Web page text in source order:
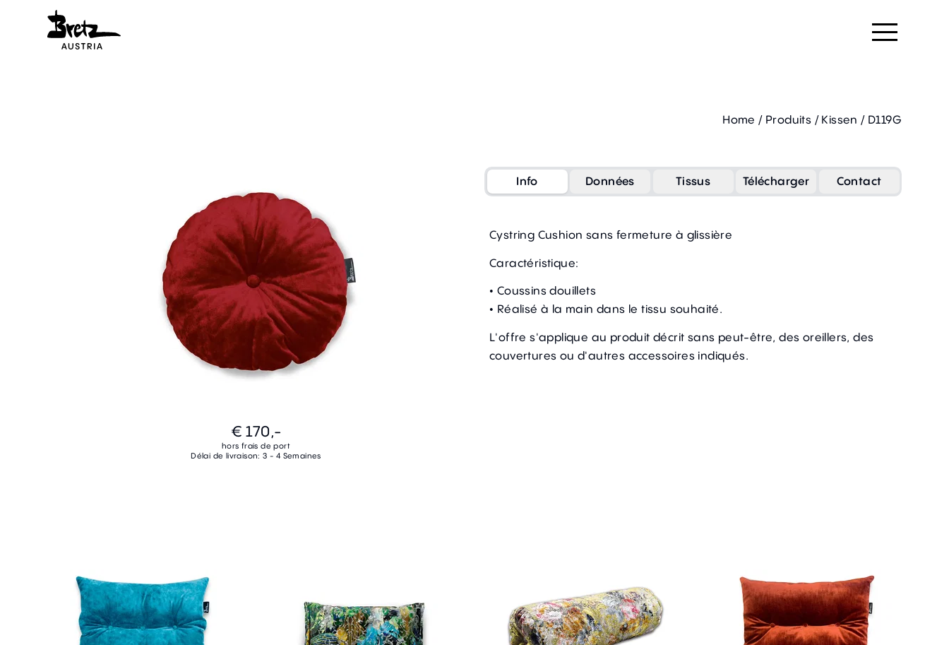
Home / Produits / Kissen / D119G
€ 170,-
hors frais de port
Délai de livraison: 3 - 4 Semaines
Info Données Tissus Télécharger Contact
Cystring Cushion sans fermeture à glissière
Caractéristique:
• Coussins douillets
• Réalisé à la main dans le tissu souhaité.
L'offre s'applique au produit décrit sans peut-être, des oreillers, des
couvertures ou d'autres accessoires indiqués.